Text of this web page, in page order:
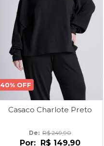
40% OFF
Casaco Charlote Preto
De: R$ 249,90
Por: R$ 149,90